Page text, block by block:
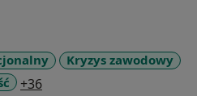
Kryzys zawodowy
+36a11y_sr_more_diseases